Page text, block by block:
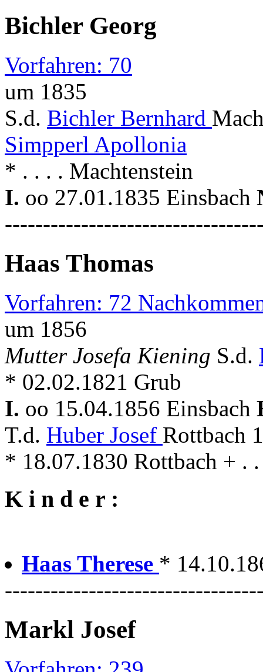
Bichler Georg
Vorfahren: 70
um 1835
S.d. Bichler Bernhard
Simpperl Apollonia
* . . . . Machtenstein
I. oo 27.01.1835 Einsbach
Haas Thomas
Vorfahren: 72
um 1856
Mutter Josefa Kiening S.d.
* 02.02.1821 Grub
I. oo 15.04.1856 Einsbach
T.d. Huber Josef Rottbach
* 18.07.1830 Rottbach + .
K i n d e r :
Haas Therese *
Markl Josef